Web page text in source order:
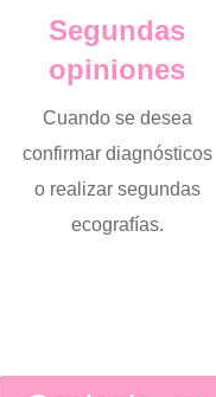
Segundas
opiniones
Cuando se desea
confirmar diagnósticos
o realizar segundas
ecografías.